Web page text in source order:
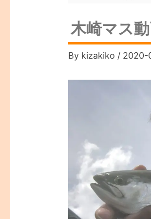
木崎マス
By kizakiko / 2020-